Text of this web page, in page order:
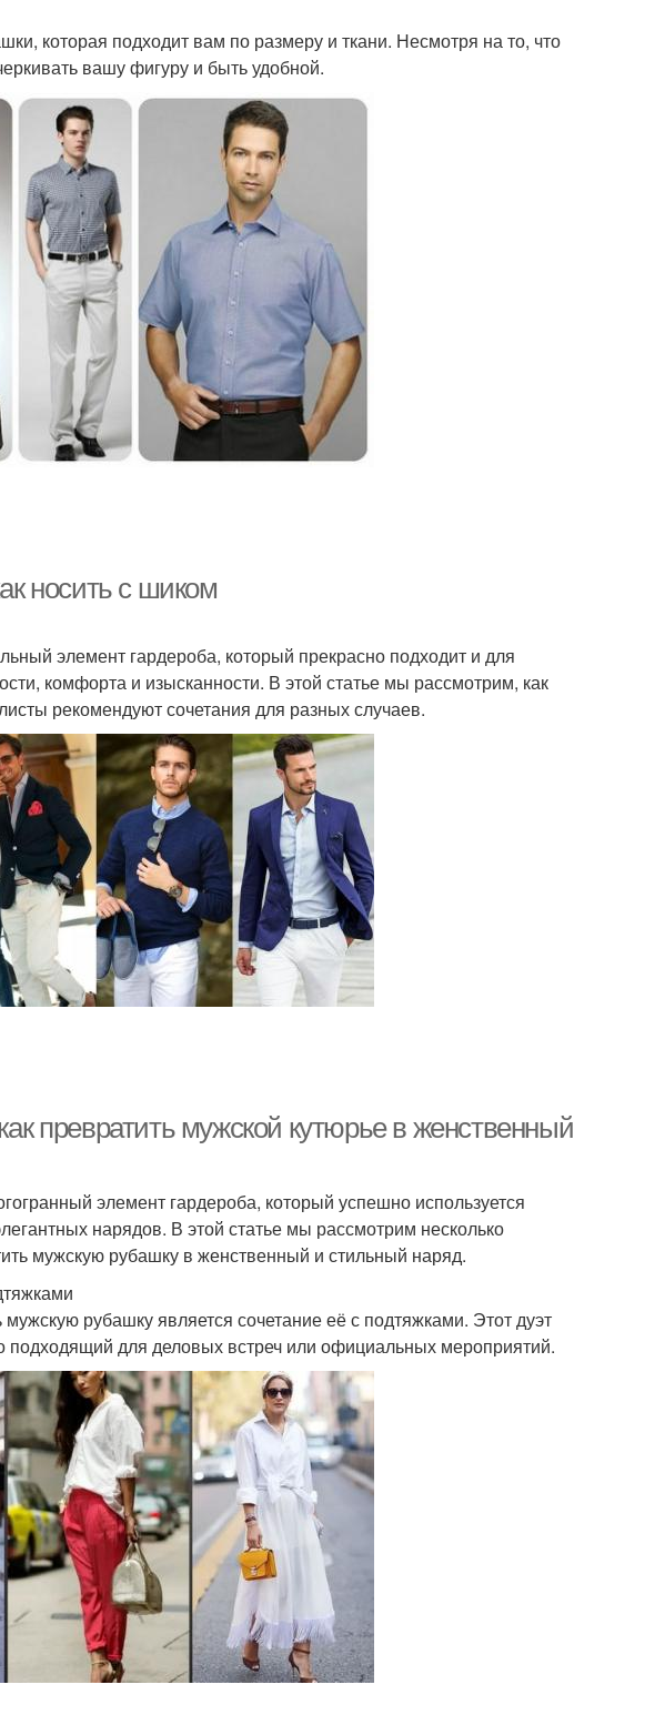
которая подходит вам по размеру и ткани. Несмотря на то, что
вашу фигуру и быть удобной.
носить с шиком
элемент гардероба, который прекрасно подходит и для
комфорта и изысканности. В этой статье мы рассмотрим, как
рекомендуют сочетания для разных случаев.
превратить мужской кутюрье в женственный
элемент гардероба, который успешно используется
нарядов. В этой статье мы рассмотрим несколько
мужскую рубашку в женственный и стильный наряд.
рубашку является сочетание её с подтяжками. Этот дуэт
подходящий для деловых встреч или официальных мероприятий.